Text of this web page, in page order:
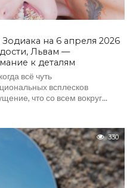
на 6 апреля 2026
Львам —
к деталям
всё чуть
всплесков
что со всем вокруг...
330